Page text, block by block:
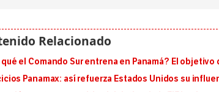
qué el Comando Sur entrena en Panamá? El objetivo
Panamax: así refuerza Estados Unidos su